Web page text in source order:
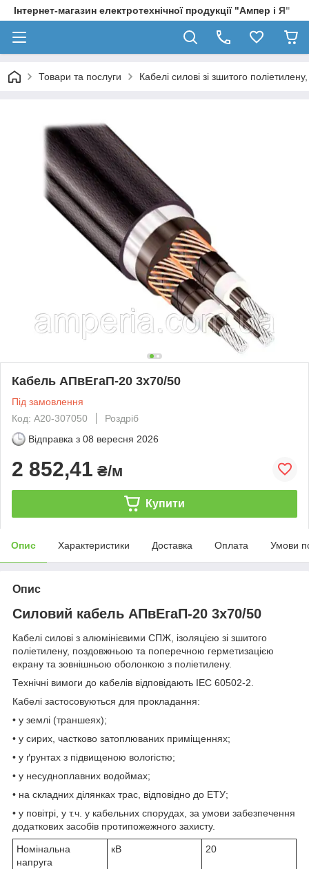
Інтернет-магазин електротехнічної продукції "Ампер і Я"
Товари та послуги Кабелі силові зі зшитого
Кабель АПвЕгаП‑20 3х70/50
Під замовлення
Код: А20-307050
Роздріб
Відправка з 08 вересня 2026
2 852,41 ₴/м
Купити
Опис Характеристики Доставка Оплата Умови
Опис
Силовий кабель АПвЕгаП-20 3х70/50
Кабелі силові з алюмінієвими СПЖ, ізоляцією зі зшитого
поліетилену, поздовжньою та поперечною герметизацією
екрану та зовнішньою оболонкою з поліетилену.
Технічні вимоги до кабелів відповідають IEC 60502-2.
Кабелі застосовуються для прокладання:
• у землі (траншеях);
• у сирих, частково затоплюваних приміщеннях;
• у ґрунтах з підвищеною вологістю;
• у несудноплавних водоймах;
• на складних ділянках трас, відповідно до ЕТУ;
• у повітрі, у т.ч. у кабельних спорудах, за умови забезпечення
додаткових засобів протипожежного захисту.
Номінальна
напруга
кВ 20